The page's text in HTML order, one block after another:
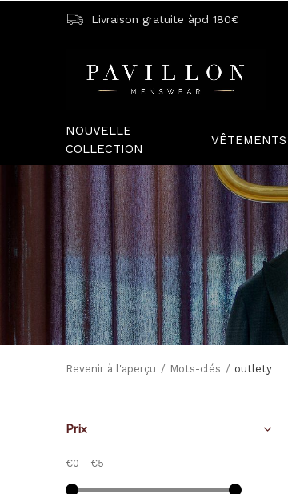
NOUVELLE
COLLECTION
VÊTEMENTS
Livraison gratuite àpd 180€
Revenir à l'aperçu Mots-clés outlety
Prix
€0 - €5